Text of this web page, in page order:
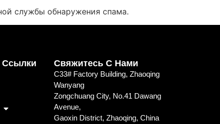
службы обнаружения спама.
Свяжитесь С Нами
C33# Factory Building, Zhaoqing
Wanyang
Zongchuang City, No.41 Dawang
Avenue,
Gaoxin District, Zhaoqing, China